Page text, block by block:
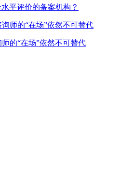
平评价的备案机构？
的“在场”依然不可替代